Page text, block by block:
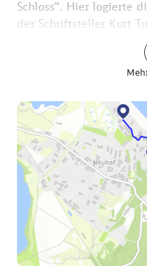
Schloss“. Hier logierte
der Schriftsteller Kurt
ließ das „Weiße
Gästehaus errichten –
Achterkerke ein Stück
Sie haben schon ein
Zeit für eine Pause?
Heringsdorf wie Sand
Blicke jedoch bietet das
Kulmstraße 29. Denn
Kuchen oder einem Eis
Strandpromenade und
Von der Kulmstraße
und von dort auf die
gemütliche